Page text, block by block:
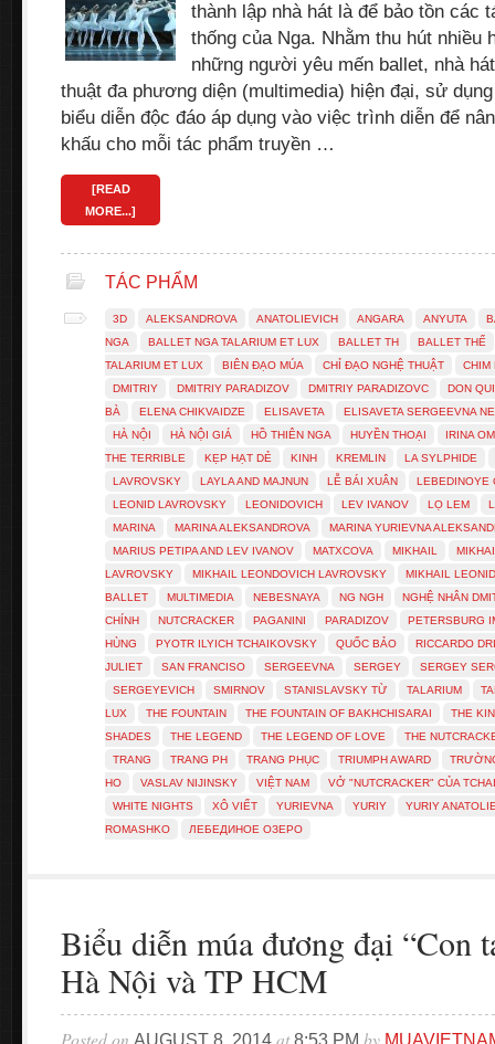
thành lập nhà hát là để bảo tồn các
thống của Nga. Nhằm thu hút nhiều
những người yêu mến ballet, nhà
thuật đa phương diện (multimedia) hiện đại, sử
biểu diễn độc đáo áp dụng vào việc trình diễn để
khấu cho mỗi tác phẩm truyền …
[READ
MORE...]
TÁC PHẨM
3D ALEKSANDROVA ANATOLIEVICH ANGARA ANYUTA
NGA
BALLET NGA TALARIUM ET LUX BALLET TH
BALLET THẾ
TALARIUM ET LUX
BIÊN ĐẠO MÚA CHỈ ĐẠO NGHỆ THUẬT
CHIM
DMITRIY
DMITRIY PARADIZOV DMITRIY PARADIZOVC
DON
BÀ
ELENA CHIKVAIDZE ELISAVETA
ELISAVETA SERGEEVNA
HÀ NỘI
HÀ NỘI GIÁ HỒ THIÊN NGA HUYỀN THOẠI
IRINA
THE TERRIBLE
KẸP HẠT DẺ KINH KREMLIN
LA SYLPHIDE
LAVROVSKY
LAYLA AND MAJNUN LỄ BÁI XUÂN
LEBEDINOYE
LEONID LAVROVSKY
LEONIDOVICH LEV IVANOV LỌ LEM
MARINA
MARINA ALEKSANDROVA
MARINA YURIEVNA
MARIUS PETIPA AND LEV IVANOV
MATXCOVA MIKHAIL
LAVROVSKY
MIKHAIL LEONDOVICH LAVROVSKY
MIKHAIL
BALLET
MULTIMEDIA NEBESNAYA NG NGH
NGHỆ NHÂN
CHÍNH
NUTCRACKER PAGANINI PARADIZOV
PETERSBURG
HÙNG
PYOTR ILYICH TCHAIKOVSKY QUỐC BẢO
RICCARDO
JULIET
SAN FRANCISO SERGEEVNA SERGEY
SERGEY
SERGEYEVICH
SMIRNOV STANISLAVSKY TỪ TALARIUM
LUX
THE FOUNTAIN THE FOUNTAIN OF BAKHCHISARAI
THE
SHADES
THE LEGEND THE LEGEND OF LOVE
THE
TRANG
TRANG PH TRANG PHỤC TRIUMPH AWARD
HO
VASLAV NIJINSKY VIỆT NAM
VỞ "NUTCRACKER" CỦA
WHITE NIGHTS
XÔ VIẾT YURIEVNA YURIY
YURIY
ROMASHKO
ЛЕБЕДИНОЕ ОЗЕРО
Biểu diễn múa đương đại “Con
Hà Nội và TP HCM
Posted on AUGUST 8, 2014 at8:53 PM by